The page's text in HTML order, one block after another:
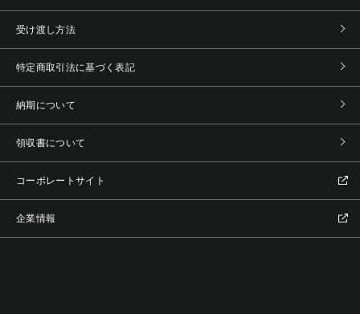
受け渡し方法
特定商取引法に基づく表記
納期について
領収書について
コーポレートサイト
企業情報